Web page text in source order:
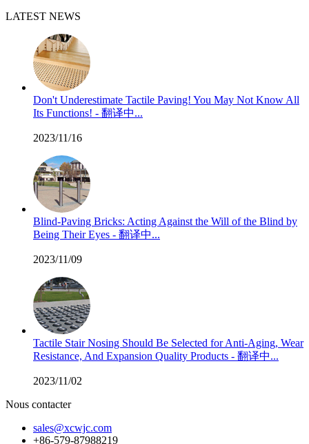
LATEST NEWS
Don't Underestimate Tactile Paving! You May Not Know All
Its Functions! - 翻译中...
2023/11/16
Blind-Paving Bricks: Acting Against the Will of the Blind by
Being Their Eyes - 翻译中...
2023/11/09
Tactile Stair Nosing Should Be Selected for Anti-Aging, Wear
Resistance, And Expansion Quality Products - 翻译中...
2023/11/02
Nous contacter
sales@xcwjc.com
+86-579-87988219